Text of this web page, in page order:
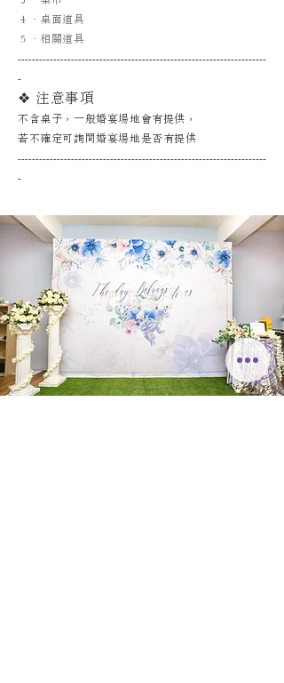
４．桌面道具
５．相關道具
----------------------------------------------------------------------
-
❖ 注意事項
不含桌子，一般婚宴場地會有提供，
若不確定可詢問婚宴場地是否有提供
----------------------------------------------------------------------
-